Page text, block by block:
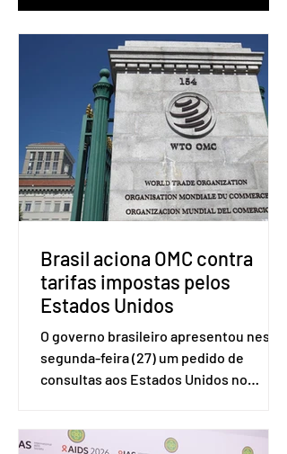
Brasil aciona OMC contra
tarifas impostas pelos
Estados Unidos
O governo brasileiro apresentou nesta
segunda-feira (27) um pedido de
consultas aos Estados Unidos no
(OMC), contestando duas medidas